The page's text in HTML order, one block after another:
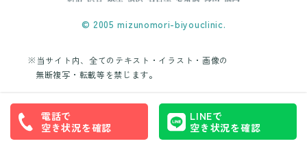
© 2005 mizunomori-biyouclinic.
※当サイト内、全てのテキスト・イラスト・画像の
無断複写・転載等を禁じます。
電話で
空き状況を確認
LINEで
空き状況を確認